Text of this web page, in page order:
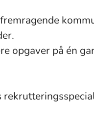
opgaver på én